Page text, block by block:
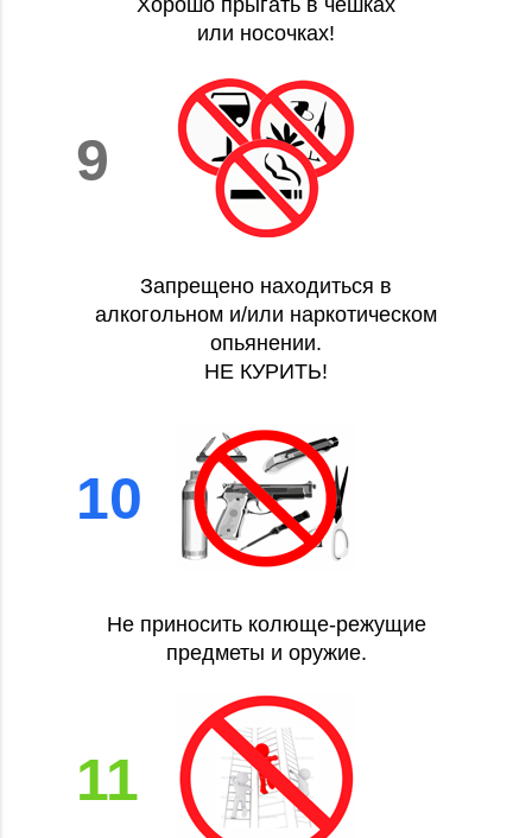
Хорошо прыгать в чешках
или носочках!
9
Запрещено находиться в
алкогольном и/или наркотическом
опьянении.
НЕ КУРИТЬ!
10
Не приносить колюще-режущие
предметы и оружие.
11